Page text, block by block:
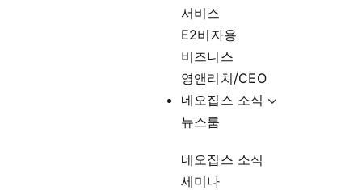
서비스
E2비자용
비즈니스
영앤리치/CEO
네오집스 소식
뉴스룸
네오집스 소식
세미나